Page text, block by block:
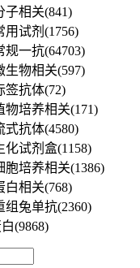
子相关(841)
用试剂 (1756)
规一抗(64703)
生物相关(597)
签抗体(72)
物培养相关(171)
式抗体(4580)
化试剂盒(1158)
胞培养相关(1386)
白相关(768)
组兔单抗(2360)
(9868)